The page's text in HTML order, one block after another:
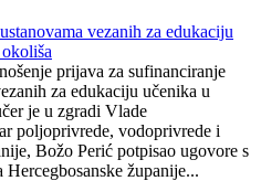
vezanih za edukaciju
prijava za sufinanciranje
za edukaciju učenika u
je u zgradi Vlade
poljoprivrede, vodoprivrede i
Božo Perić potpisao ugovore s
županije...